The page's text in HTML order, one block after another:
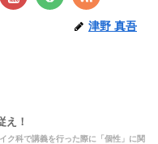
津野 真吾
え！
ク科で講義を行った際に「個性」に関